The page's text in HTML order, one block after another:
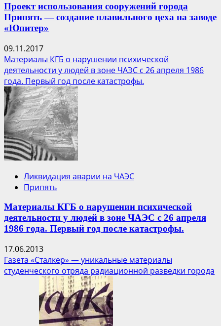
Проект использования сооружений города
Припять — создание плавильного цеха на заводе
«Юпитер»
09.11.2017
Материалы КГБ о нарушении психической
деятельности у людей в зоне ЧАЭС с 26 апреля 1986
года. Первый год после катастрофы.
Ликвидация аварии на ЧАЭС
Припять
Материалы КГБ о нарушении психической
деятельности у людей в зоне ЧАЭС с 26 апреля
1986 года. Первый год после катастрофы.
17.06.2013
Газета «Сталкер» — уникальные материалы
студенческого отряда радиационной разведки города